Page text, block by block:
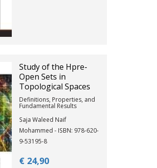
Study of the Hpre-
Open Sets in
Topological Spaces
Definitions, Properties, and
Fundamental Results
Saja Waleed Naif
Mohammed - ISBN: 978-620-
9-53195-8
€ 24,90